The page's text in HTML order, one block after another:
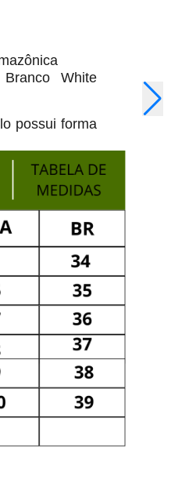
White
possui forma